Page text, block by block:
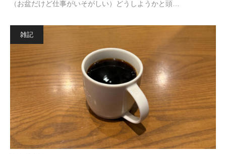
（お盆だけど仕事がいそがしい）どうしようかと頭…
雑記